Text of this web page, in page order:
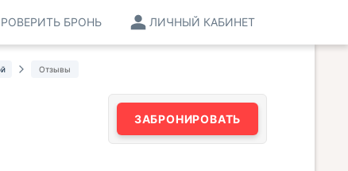
ЛИЧНЫЙ КАБИНЕТ
БРОНЬ
Отзывы
ЗАБРОНИРОВАТЬ